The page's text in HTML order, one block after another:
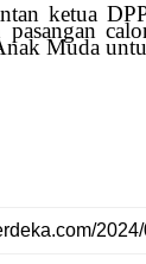
ketua
pasangan
Muda